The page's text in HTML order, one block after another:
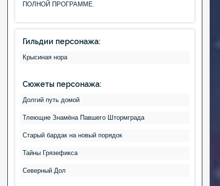
ПОЛНОЙ ПРОГРАММЕ.
Гильдии персонажа:
Крысиная нора
Сюжеты персонажа:
Долгий путь домой
Тлеющие Знамёна Павшего Штормграда
Старый бардак на новый порядок
Тайны Грязефикса
Северный Дол